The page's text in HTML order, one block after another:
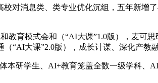
消息类、类专业优化沉组，五年新增
育模式会和（“AI大课”1.0版），麦可
“AI大课”2.0版），成长计谋、深化产教
研学生、AI+教育笼盖全数一级学科、